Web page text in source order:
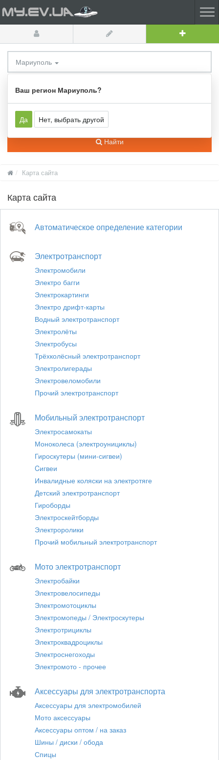
Мариуполь
Ваш регион Мариуполь?
Да Нет, выбрать другой
Все категории
Найти
Карта сайта
Карта сайта
Автоматическое определение категории
Электротранспорт
Электромобили
Электро багги
Электрокартинги
Электро дрифт-карты
Водный электротранспорт
Электролёты
Электробусы
Трёхколёсный электротранспорт
Электролигерады
Электровеломобили
Прочий электротранспорт
Мобильный электротранспорт
Электросамокаты
Моноколеса (электроунициклы)
Гироскутеры (мини-сигвеи)
Cигвеи
Инвалидные коляски на электротяге
Детский электротранспорт
Гироборды
Электроскейтборды
Электроролики
Прочий мобильный электротранспорт
Мото электротранспорт
Электробайки
Электровелосипеды
Электромотоциклы
Электромопеды / Электроскутеры
Электротрициклы
Электроквадроциклы
Электроснегоходы
Электромото - прочее
Аксессуары для электротранспорта
Аксессуары для электромобилей
Мото аксессуары
Аксессуары оптом / на заказ
Шины / диски / обода
Спицы